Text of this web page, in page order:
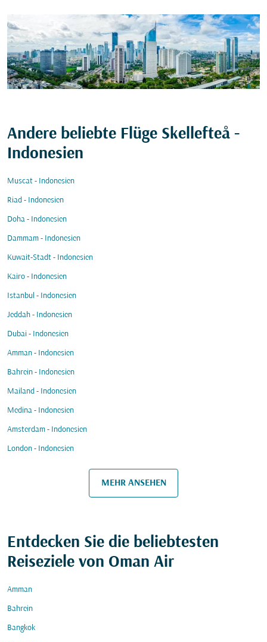
Andere beliebte Flüge Skellefteå -
Indonesien
Muscat - Indonesien
Riad - Indonesien
Doha - Indonesien
Dammam - Indonesien
Kuwait-Stadt - Indonesien
Kairo - Indonesien
Istanbul - Indonesien
Jeddah - Indonesien
Dubai - Indonesien
Amman - Indonesien
Bahrein - Indonesien
Mailand - Indonesien
Medina - Indonesien
Amsterdam - Indonesien
London - Indonesien
MEHR ANSEHEN
Entdecken Sie die beliebtesten
Reiseziele von Oman Air
Amman
Bahrein
Bangkok